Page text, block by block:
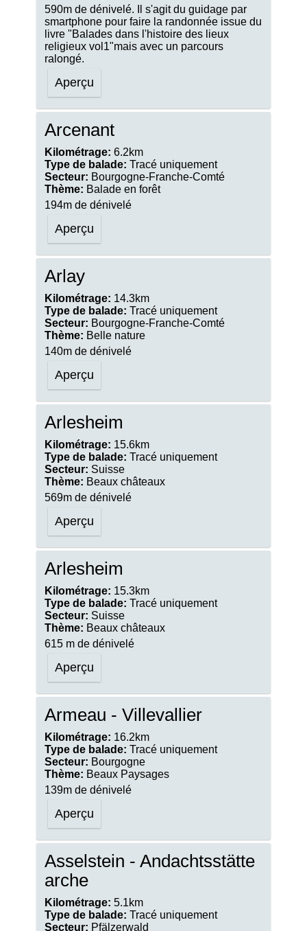
590m de dénivelé. Il s'agit du guidage par
smartphone pour faire la randonnée issue du
livre "Balades dans l'histoire des lieux
religieux vol1"mais avec un parcours
ralongé.
Aperçu
Arcenant
Kilométrage: 6.2km
Type de balade: Tracé uniquement
Secteur: Bourgogne-Franche-Comté
Thème: Balade en forêt
194m de dénivelé
Aperçu
Arlay
Kilométrage: 14.3km
Type de balade: Tracé uniquement
Secteur: Bourgogne-Franche-Comté
Thème: Belle nature
140m de dénivelé
Aperçu
Arlesheim
Kilométrage: 15.6km
Type de balade: Tracé uniquement
Secteur: Suisse
Thème: Beaux châteaux
569m de dénivelé
Aperçu
Arlesheim
Kilométrage: 15.3km
Type de balade: Tracé uniquement
Secteur: Suisse
Thème: Beaux châteaux
615 m de dénivelé
Aperçu
Armeau - Villevallier
Kilométrage: 16.2km
Type de balade: Tracé uniquement
Secteur: Bourgogne
Thème: Beaux Paysages
139m de dénivelé
Aperçu
Asselstein - Andachtsstätte
arche
Kilométrage: 5.1km
Type de balade: Tracé uniquement
Secteur: Pfälzerwald